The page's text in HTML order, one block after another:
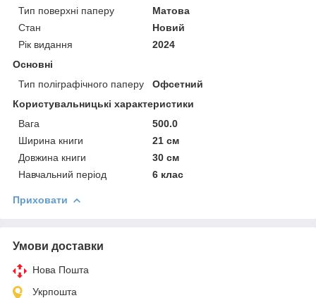
Тип поверхні паперу
Матова
Стан
Новий
Рік видання
2024
Основні
Тип поліграфічного паперу
Офсетний
Користувальницькі характеристики
Вага
500.0
Ширина книги
21 см
Довжина книги
30 см
Навчальний період
6 клас
Приховати
Умови доставки
Нова Пошта
Укрпошта